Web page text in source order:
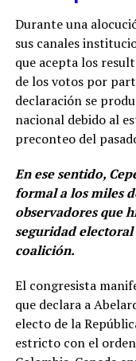
Durante una
sus canales
que acepta los
de los votos por
declaración se
nacional debido al
preconteo del
En ese sentido,
formal a los miles
observadores que
seguridad
coalición.
El congresista
que declara a
electo de la
estricto con el